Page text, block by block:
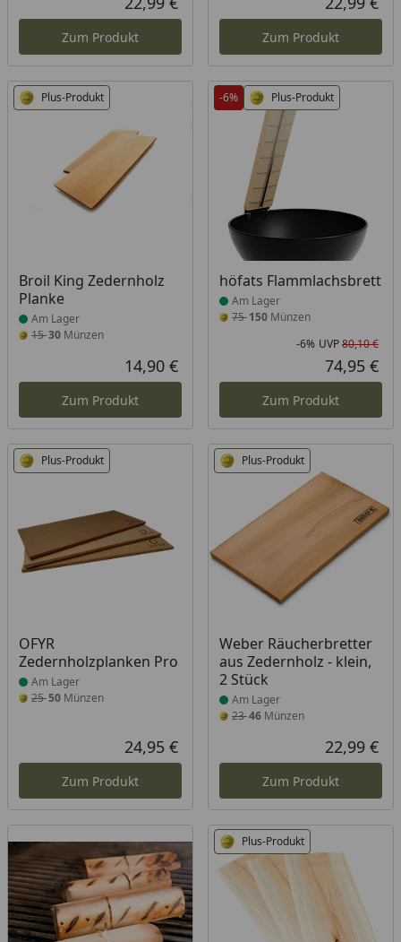
Aktueller Preis
Zum Produkt Zum Produkt
Plus-Produkt
Broil King Zedernholz
Planke
Produkt am Lager
Am Lager
1530 Münzen
Aktueller Preis
14,90 €
Zum Produkt
-6% Plus-Produkt
höfats Flammlachsbrett
Produkt am Lager
Am Lager
75150Münzen
-6% UVP80,10 €
74,95 €
Zum Produkt
Plus-Produkt
OFYR
Zedernholzplanken Pro
Produkt am Lager
Am Lager
2550 Münzen
Aktueller Preis
24,95 €
Zum Produkt
Plus-Produkt
Weber Räucherbretter
aus Zedernholz - klein,
2 Stück
Produkt am Lager
Am Lager
2346Münzen
22,99 €
Zum Produkt
Plus-Produkt